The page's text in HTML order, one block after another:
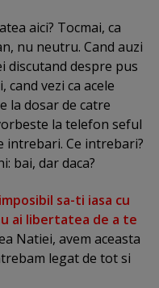
aici? Tocmai, ca
nu neutru. Cand auzi
discutand despre pus
vezi ca acele
la dosar de catre
la telefon seful
intrebari. Ce intrebari?
bai, dar daca?
sa-ti iasa cu
ai libertatea de a te
Natiei, avem aceasta
legat de tot si